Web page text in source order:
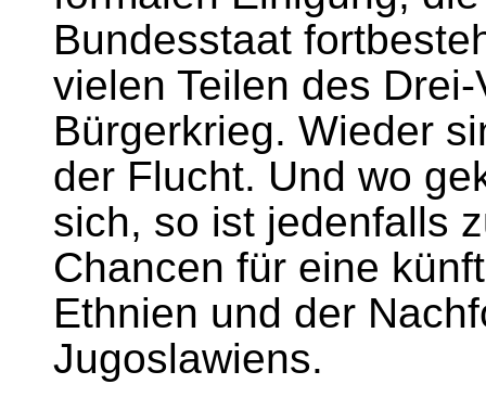
Bundesstaat
vielen Teilen des
Bürgerkrieg. Wieder
der Flucht. Und wo
sich, so ist jedenfalls
Chancen für eine
Ethnien und der
Jugoslawiens.